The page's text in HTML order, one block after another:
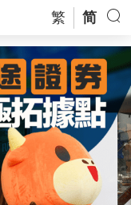
繁 简